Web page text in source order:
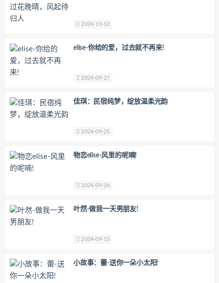
2024-10-13
elise-你给的爱，过去就不再来!
2024-09-27
佳琪：民宿纯梦，绽放温柔光韵
2024-09-25
物恋elise-风里的呢喃!
2024-09-24
叶然-做我一天男朋友!
2024-09-15
小故事：蕾-送你一朵小太阳!